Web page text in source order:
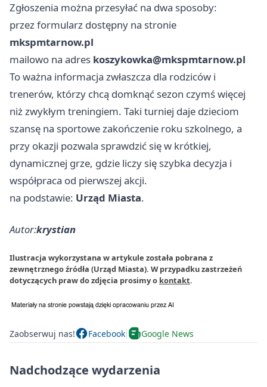
Zgłoszenia można przesyłać na dwa sposoby:
przez formularz dostępny na stronie
mkspmtarnow.pl
mailowo na adres koszykowka@mkspmtarnow.pl
To ważna informacja zwłaszcza dla rodziców i
trenerów, którzy chcą domknąć sezon czymś więcej
niż zwykłym treningiem. Taki turniej daje dzieciom
szansę na sportowe zakończenie roku szkolnego, a
przy okazji pozwala sprawdzić się w krótkiej,
dynamicznej grze, gdzie liczy się szybka decyzja i
współpraca od pierwszej akcji.
na podstawie: Urząd Miasta.
Autor:krystian
Ilustracja wykorzystana w artykule została pobrana z
zewnętrznego źródła (Urząd Miasta). W przypadku zastrzeżeń
dotyczących praw do zdjęcia prosimy o kontakt.
Zaobserwuj nas! Facebook Google News
Nadchodzące wydarzenia